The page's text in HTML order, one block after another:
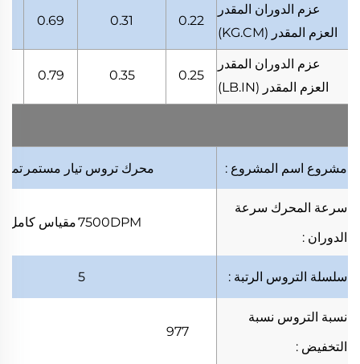
عزم الدوران المقدر
العزم المقدر (KG.CM)
0.22
0.31
0.69
عزم الدوران المقدر
العزم المقدر (LB.IN)
0.25
0.35
0.79
مشروع اسم المشروع : محرك تروس تيار مستمر تمر
سرعة المحرك سرعة
الدوران :
7500DPMمقياس كامل
سلسلة التروس الرتبة :
5
نسبة التروس نسبة
التخفيض :
977